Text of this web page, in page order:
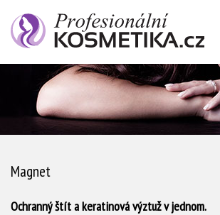
Magnet
Ochranný štít a keratinová výztuž v jednom.